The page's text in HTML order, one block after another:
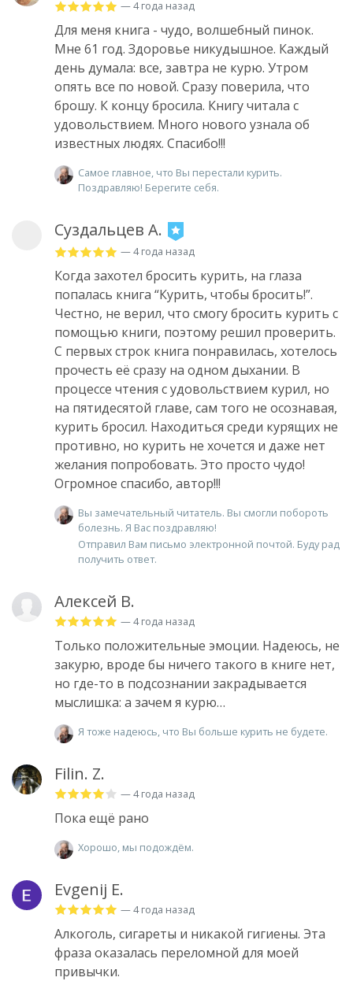
— 4 года назад
Для меня книга - чудо, волшебный пинок.
Мне 61 год. Здоровье никудышное. Каждый
день думала: все, завтра не курю. Утром
опять все по новой. Сразу поверила, что
брошу. К концу бросила. Книгу читала с
удовольствием. Много нового узнала об
известных людях. Спасибо!!!
Самое главное, что Вы перестали курить.
Поздравляю! Берегите себя.
Суздальцев А.
— 4 года назад
Когда захотел бросить курить, на глаза
попалась книга “Курить, чтобы бросить!”.
Честно, не верил, что смогу бросить курить с
помощью книги, поэтому решил проверить.
С первых строк книга понравилась, хотелось
прочесть её сразу на одном дыхании. В
процессе чтения с удовольствием курил, но
на пятидесятой главе, сам того не осознавая,
курить бросил. Находиться среди курящих не
противно, но курить не хочется и даже нет
желания попробовать. Это просто чудо!
Огромное спасибо, автор!!!
Вы замечательный читатель. Вы смогли побороть
болезнь. Я Вас поздравляю!
Отправил Вам письмо электронной почтой. Буду рад
получить ответ.
Алексей В.
— 4 года назад
Только положительные эмоции. Надеюсь, не
закурю, вроде бы ничего такого в книге нет,
но где-то в подсознании закрадывается
мыслишка: а зачем я курю…
Я тоже надеюсь, что Вы больше курить не будете.
Filin. Z.
— 4 года назад
Пока ещё рано
Хорошо, мы подождём.
Evgenij E.
— 4 года назад
Алкоголь, сигареты и никакой гигиены. Эта
фраза оказалась переломной для моей
привычки.